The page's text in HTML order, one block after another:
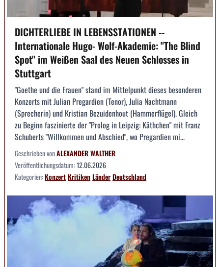
DICHTERLIEBE IN LEBENSSTATIONEN --
Internationale Hugo- Wolf-Akademie: "The Blind
Spot" im Weißen Saal des Neuen Schlosses in
Stuttgart
"Goethe und die Frauen" stand im Mittelpunkt dieses besonderen
Konzerts mit Julian Pregardien (Tenor), Julia Nachtmann
(Sprecherin) und Kristian Bezuidenhout (Hammerflügel). Gleich
zu Beginn faszinierte der "Prolog in Leipzig: Käthchen" mit Franz
Schuberts "Willkommen und Abschied", wo Pregardien mi...
Geschrieben vonALEXANDER WALTHER
Veröffentlichungsdatum:12.06.2026
Kategorien:KonzertKritikenLänderDeutschland